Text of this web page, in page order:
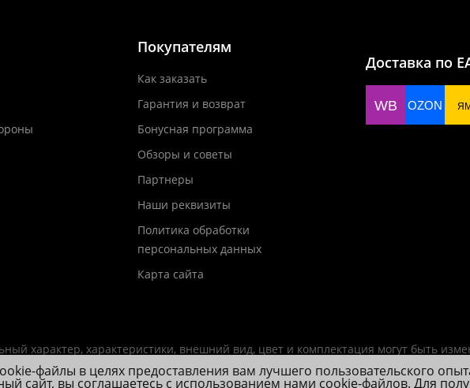
Покупателям
Как заказать
Гарантия и возврат
Бонусная программа
Обзоры и советы
Партнеры
Наши реквизиты
Политика обработки
персональных данных
Карта сайта
Доставка по
WB OZON
характер, характеристики, внешний вид, цвет и комплектация могут быть
файлы в целях предоставления вам лучшего пользовательского
сайт, вы соглашаетесь с использованием нами cookie-файлов. Для